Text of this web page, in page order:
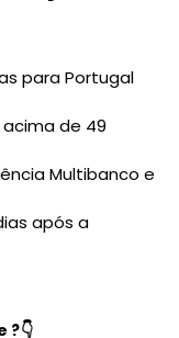
para Portugal
de 49
Multibanco e
após a
?👇